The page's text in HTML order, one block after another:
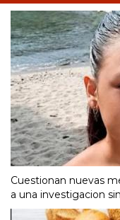
Cuestionan nuevas
a una investigacion